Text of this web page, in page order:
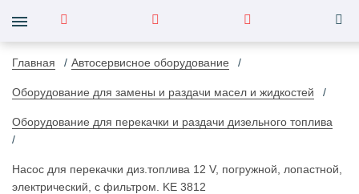
Главная Автосервисное оборудование
Оборудование для замены и раздачи масел и жидкостей
Оборудование для перекачки и раздачи дизельного топлива
Насос для перекачки диз.топлива 12 V, погружной, лопастной,
электрический, с фильтром. KE 3812